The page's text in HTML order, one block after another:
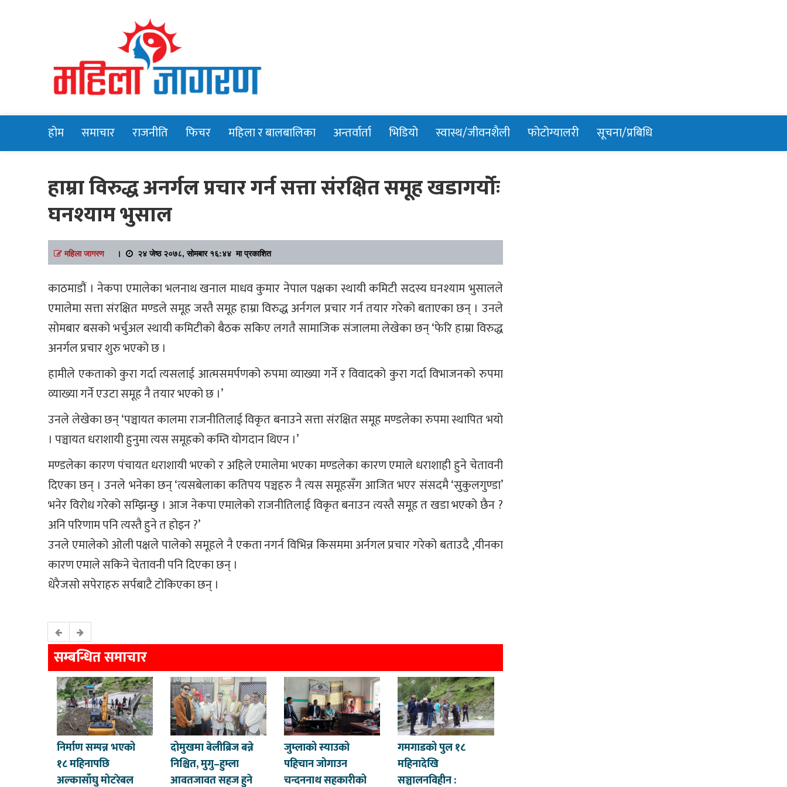
Mahilajagaran
होम समाचार राजनीति फिचर महिला र बालबालिका अन्तर्वार्ता भिडियो स्वास्थ/जीवनशैली फोटोग्यालरी सूचना/प्रबिधि
हाम्रा विरुद्ध अनर्गल प्रचार गर्न सत्ता संरक्षित समूह खडागर्योः
घनश्याम भुसाल
महिला जागरण। २४ जेष्ठ २०७८, सोमबार १६:४४ मा प्रकाशित
काठमाडौं । नेकपा एमालेका भलनाथ खनाल माधव कुमार नेपाल पक्षका स्थायी कमिटी सदस्य घनश्याम भुसालले
एमालेमा सत्ता संरक्षित मण्डले समूह जस्तै समूह हाम्रा विरुद्ध अर्नगल प्रचार गर्न तयार गरेको बताएका छन् । उनले
सोमबार बसको भर्चुअल स्थायी कमिटीको बैठक सकिए लगतै सामाजिक संजालमा लेखेका छन् ‘फेरि हाम्रा विरुद्ध
अनर्गल प्रचार शुरु भएको छ ।
हामीले एकताको कुरा गर्दा त्यसलाई आत्मसमर्पणको रुपमा व्याख्या गर्ने र विवादको कुरा गर्दा विभाजनको रुपमा
व्याख्या गर्ने एउटा समूह नै तयार भएको छ ।’
उनले लेखेका छन् ‘पञ्चायत कालमा राजनीतिलाई विकृत बनाउने सत्ता संरक्षित समूह मण्डलेका रुपमा स्थापित भयो
। पञ्चायत धराशायी हुनुमा त्यस समूहको कम्ति योगदान थिएन ।’
मण्डलेका कारण पंचायत धराशायी भएको र अहिले एमालेमा भएका मण्डलेका कारण एमाले धराशाही हुने चेतावनी
दिएका छन् । उनले भनेका छन् ‘त्यसबेलाका कतिपय पञ्चहरु नै त्यस समूहसँग आजित भएर संसदमै ‘सुकुलगुण्डा’
भनेर विरोध गरेको सम्झिन्छु । आज नेकपा एमालेको राजनीतिलाई विकृत बनाउन त्यस्तै समूह त खडा भएको छैन ?
अनि परिणाम पनि त्यस्तै हुने त होइन ?’
उनले एमालेको ओली पक्षले पालेको समूहले नै एकता नगर्न विभिन्न किसममा अर्नगल प्रचार गरेको बताउदै ,यीनका
कारण एमाले सकिने चेतावनी पनि दिएका छन् ।
धेरैजसो सपेराहरु सर्पबाटै टोकिएका छन् ।
सम्बन्धित समाचार
निर्माण सम्पन्न भएको
१८ महिनापछि
अल्कासाँघु मोटरेबल
दोमुखमा बेलीब्रिज बन्ने
निश्चित, मुगु–हुम्ला
आवतजावत सहज हुने
जुम्लाको स्याउको
पहिचान जोगाउन
चन्दननाथ सहकारीको
गमगाडको पुल १८
महिनादेखि
सञ्चालनविहीन :